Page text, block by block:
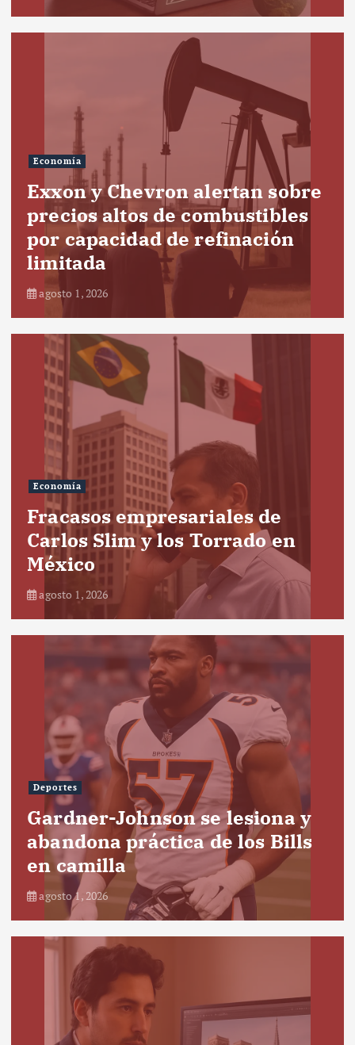
Economía
Exxon y Chevron alertan sobre
precios altos de combustibles
por capacidad de refinación
limitada
agosto 1, 2026
Economía
Fracasos empresariales de
Carlos Slim y los Torrado en
México
agosto 1, 2026
Deportes
Gardner-Johnson se lesiona y
abandona práctica de los Bills
en camilla
agosto 1, 2026